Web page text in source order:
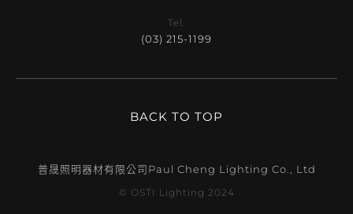
Tel.
(03) 215-1199
BACK TO TOP
普晟照明器材有限公司Paul Cheng Lighting Co., Ltd
© OSTI Lighting 2024